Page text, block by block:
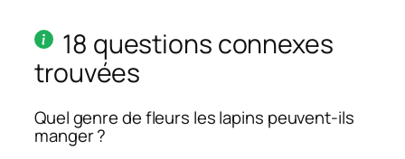
18 questions connexes
trouvées
Quel genre de fleurs les lapins peuvent-ils
manger ?